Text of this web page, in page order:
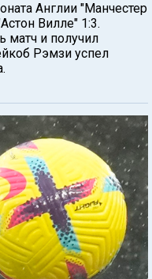
Англии "Манчестер
Вилле" 1:3.
матч и получил
Рэмзи успел